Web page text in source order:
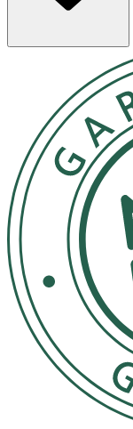
Ingredienser:
Ethylene/
Brassica
Glyceryl
Cerifera
Prunus
Butylene/
Annuus
Seed Butter,
Dimethicone
Glyceryl Rosinate,
Cera Alba
Dimethicone
Wax,
Unsaponifiables,
Pentaerythrityl
Silica,
Raspberry Seed
Sucralose,